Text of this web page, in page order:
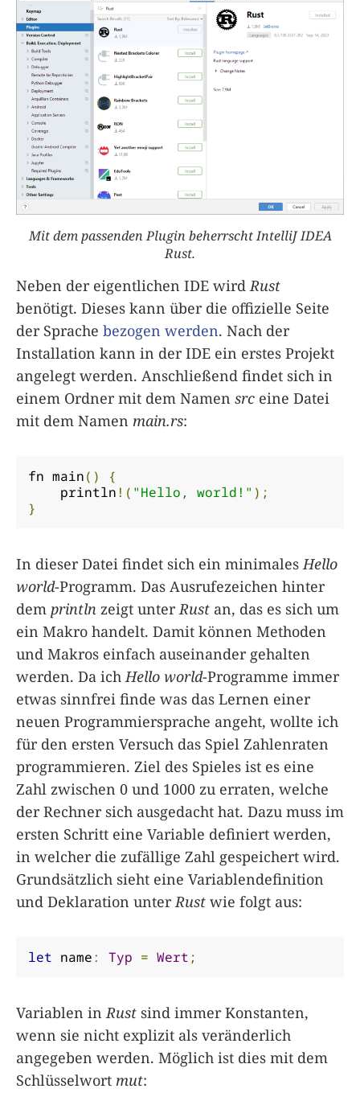
Mit dem passenden Plugin beherrscht IntelliJ IDEA
Rust.
Neben der eigentlichen IDE wirdRust
benötigt. Dieses kann über die offizielle Seite
der Sprache bezogen werden. Nach der
Installation kann in der IDE ein erstes Projekt
angelegt werden. Anschließend findet sich in
einem Ordner mit dem Namen src eine Datei
mit dem Namen main.rs:
fn main()
{
    println
!( "Hello, world!" );
}
In dieser Datei findet sich ein minimalesHello
world-Programm. Das Ausrufezeichen hinter
dem println zeigt unterRust an, das es sich um
ein Makro handelt. Damit können Methoden
und Makros einfach auseinander gehalten
werden. Da ichHello world-Programme immer
etwas sinnfrei finde was das Lernen einer
neuen Programmiersprache angeht, wollte ich
für den ersten Versuch das Spiel Zahlenraten
programmieren. Ziel des Spieles ist es eine
Zahl zwischen 0 und 1000 zu erraten, welche
der Rechner sich ausgedacht hat. Dazu muss im
ersten Schritt eine Variable definiert werden,
in welcher die zufällige Zahl gespeichert wird.
Grundsätzlich sieht eine Variablendefinition
und Deklaration unterRust wie folgt aus:
let name: Typ = Wert ;
Variablen inRust sind immer Konstanten,
wenn sie nicht explizit als veränderlich
angegeben werden. Möglich ist dies mit dem
Schlüsselwort mut: